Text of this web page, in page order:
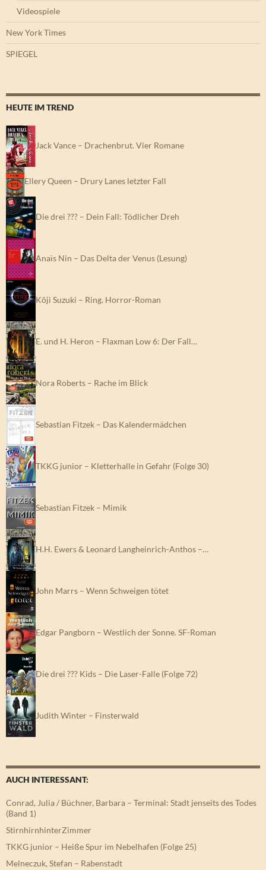
Videospiele
New York Times
SPIEGEL
HEUTE IM TREND
Jack Vance – Drachenbrut. Vier Romane
Ellery Queen – Drury Lanes letzter Fall
Die drei ??? – Dein Fall: Tödlicher Dreh
Anaïs Nin – Das Delta der Venus (Lesung)
Kôji Suzuki – Ring. Horror-Roman
E. und H. Heron – Flaxman Low 6: Der Fall…
Nora Roberts – Rache im Blick
Sebastian Fitzek – Das Kalendermädchen
TKKG junior – Kletterhalle in Gefahr (Folge 30)
Sebastian Fitzek – Mimik
H.H. Ewers & Leonard Langheinrich-Anthos –…
John Marrs – Wenn Schweigen tötet
Edgar Pangborn – Westlich der Sonne. SF-Roman
Die drei ??? Kids – Die Laser-Falle (Folge 72)
Judith Winter – Finsterwald
AUCH INTERESSANT:
Conrad, Julia / Büchner, Barbara – Terminal: Stadt jenseits des Todes
(Band 1)
StirnhirnhinterZimmer
TKKG junior – Heiße Spur im Nebelhafen (Folge 25)
Melneczuk, Stefan – Rabenstadt